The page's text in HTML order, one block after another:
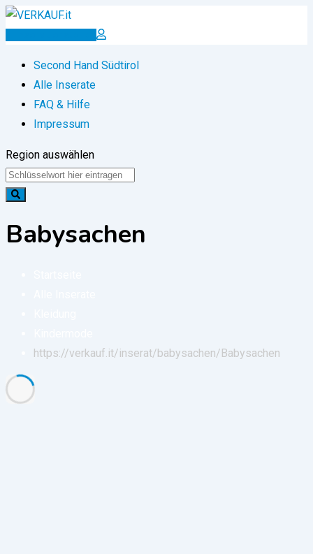
Zum
Inserat erstellen
Second Hand Südtirol
Alle Inserate
FAQ & Hilfe
Impressum
Region auswählen
Babysachen
https://verkauf.it/inserat/babysachen/ Babysachen